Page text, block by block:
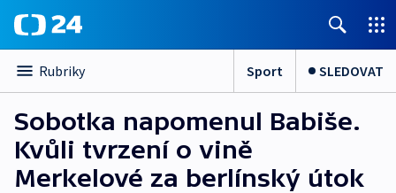
Rubriky Sport SLEDOVAT
Sobotka napomenul Babiše.
Kvůli tvrzení o vině
Merkelové za berlínský útok